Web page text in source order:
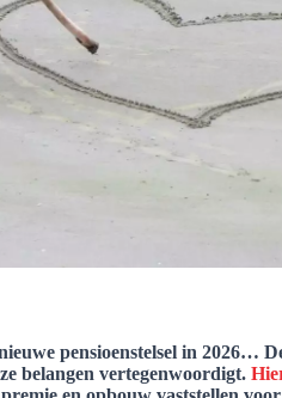
pensioenstelsel in 2026…
belangen vertegenwoordigt.